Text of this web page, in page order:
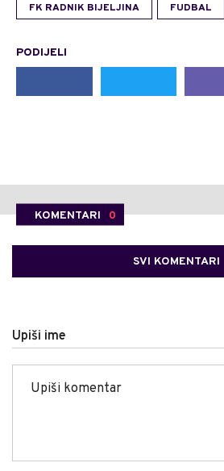
FK RADNIK BIJELJINA FUDBAL
PODIJELI
KOMENTARI 0
SVI KOMENTARI
Upiši ime